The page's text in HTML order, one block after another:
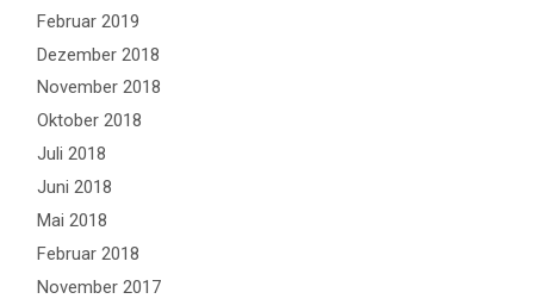
Februar 2019
Dezember 2018
November 2018
Oktober 2018
Juli 2018
Juni 2018
Mai 2018
Februar 2018
November 2017